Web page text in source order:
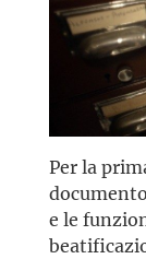
Per la
e le